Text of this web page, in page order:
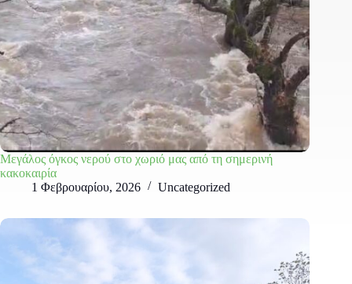
Μεγάλος όγκος νερού στο χωριό μας από τη σημερινή
κακοκαιρία
1 Φεβρουαρίου, 2026
Uncategorized